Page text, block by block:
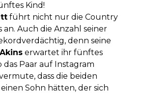
Kind!
führt nicht nur die Country
an. Auch die Anzahl seiner
denn seine
erwartet ihr fünftes
das Paar auf Instagram
dass die beiden
Sohn hätten, der sich